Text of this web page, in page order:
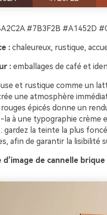
#7B3F2B #A1452D
:chaleureux, rustique,
:emballages de café et
et rustique comme un
une atmosphère
épicés donne un
la à une typographie crème
gardez la teinte la plus
afin de garantir la lisibilité
d’image de cannelle